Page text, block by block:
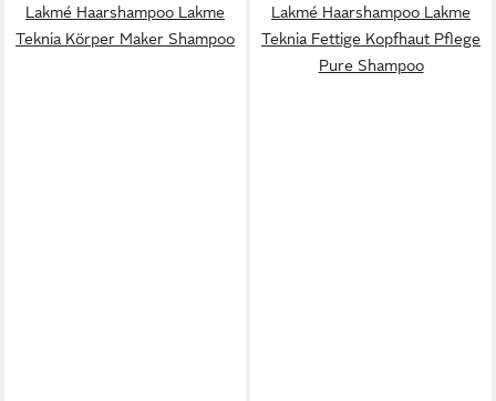
Lakmé Haarshampoo Lakme
Teknia Körper Maker Shampoo
Lakmé Haarshampoo Lakme
Teknia Fettige Kopfhaut Pflege
Pure Shampoo